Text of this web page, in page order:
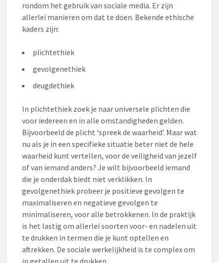
rondom het gebruik van sociale media. Er zijn
allerlei manieren om dat te doen. Bekende ethische
kaders zijn:
plichtethiek
gevolgenethiek
deugdethiek
In plichtethiek zoek je naar universele plichten die
voor iedereen en in alle omstandigheden gelden.
Bijvoorbeeld de plicht ‘spreek de waarheid’. Maar wat
nu als je in een specifieke situatie beter niet de hele
waarheid kunt vertellen, voor de veiligheid van jezelf
of van iemand anders? Je wilt bijvoorbeeld iemand
die je onderdak biedt niet verklikken. In
gevolgenethiek probeer je positieve gevolgen te
maximaliseren en negatieve gevolgen te
minimaliseren, voor alle betrokkenen. In de praktijk
is het lastig om allerlei soorten voor- en nadelen uit
te drukken in termen die je kunt optellen en
aftrekken. De sociale werkelijkheid is te complex om
in getallen uit te drukken.